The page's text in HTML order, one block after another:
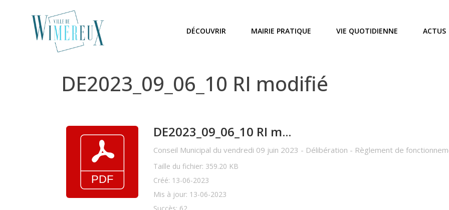
DÉCOUVRIR MAIRIE PRATIQUE VIE QUOTIDIENNE ACTUS
DE2023_09_06_10 RI modifié
DE2023_09_06_10 RI m...
Conseil Municipal du vendredi 09 juin 2023 - Délibération - Règlement de
Taille du fichier: 359.20 KB
Créé: 13-06-2023
Mis à jour: 13-06-2023